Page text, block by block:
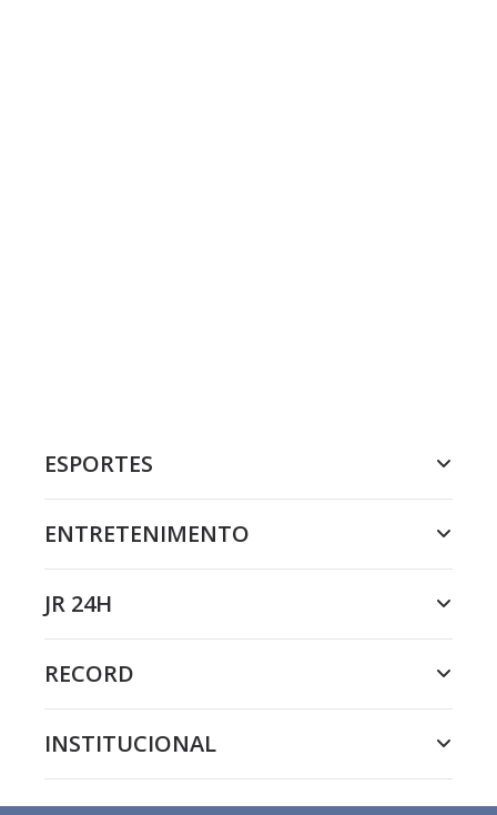
ESPORTES
ENTRETENIMENTO
JR 24H
RECORD
INSTITUCIONAL